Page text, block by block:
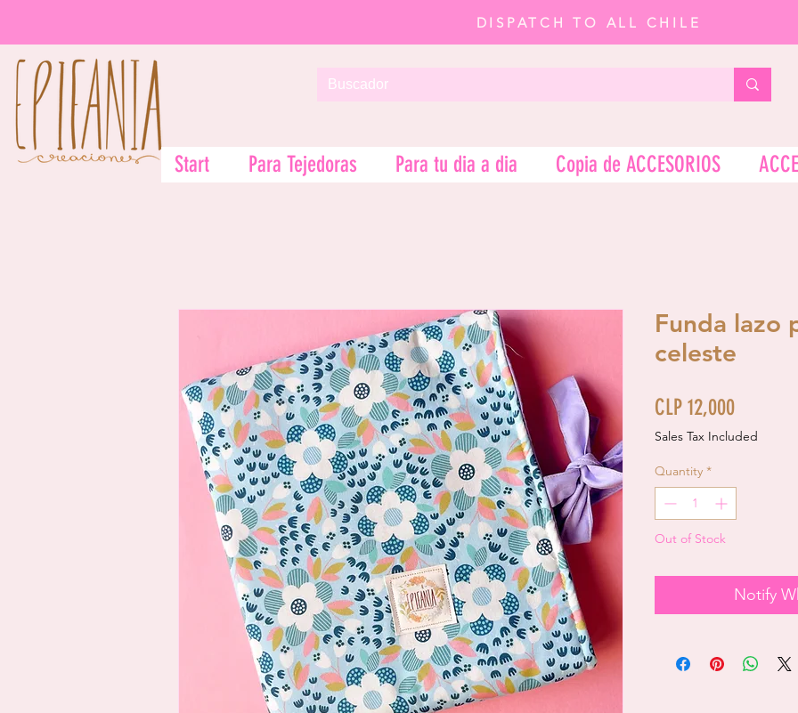
DISPATCH TO ALL CHILE
Start Para Tejedoras Para tu dia a dia Copia de ACCESORIOS
Funda lazo
celeste
CLP 12,000Price
Sales Tax Included
Quantity *
Out of Stock
Notify